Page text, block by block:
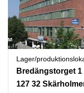
Lagerlokaler
Industrilokaler
Butikslokaler
Verkstad
Mötesrum
Uppsala
Norrköping
Östermalm
Skåne
Kontorshotell
Göteborg
Coworking
Stockholm
Kontorshotell
Malmö
Coworking
Pris
Logga in
Lager/
Bredängstorget 1
127 32